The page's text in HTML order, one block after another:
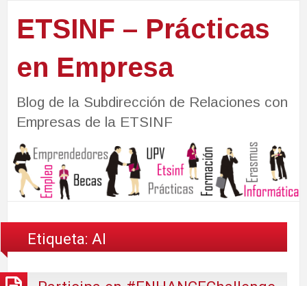
ETSINF – Prácticas
en Empresa
Blog de la Subdirección de Relaciones con
Empresas de la ETSINF
Etiqueta: AI